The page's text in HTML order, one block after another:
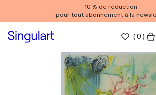
10 % de réduction
pour tout abonnement à la
(0 )